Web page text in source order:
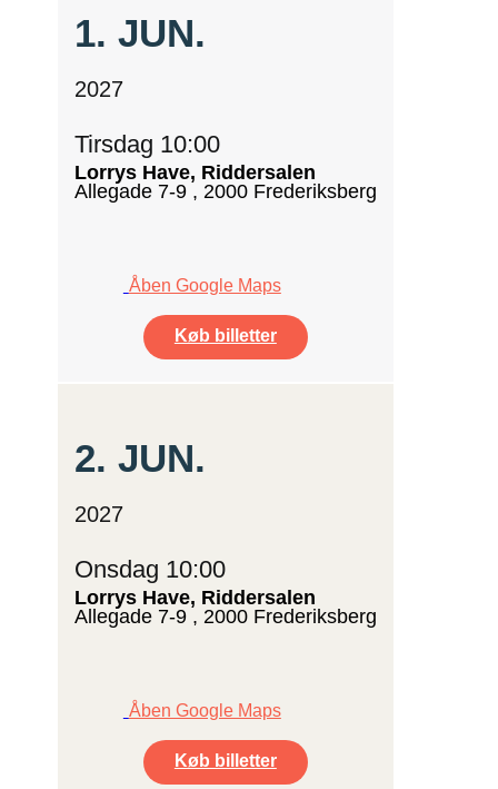
1. JUN.
2027
Tirsdag 10:00
Lorrys Have, Riddersalen
Allegade 7-9 , 2000 Frederiksberg
Åben Google Maps
Køb billetter
2. JUN.
2027
Onsdag 10:00
Lorrys Have, Riddersalen
Allegade 7-9 , 2000 Frederiksberg
Åben Google Maps
Køb billetter